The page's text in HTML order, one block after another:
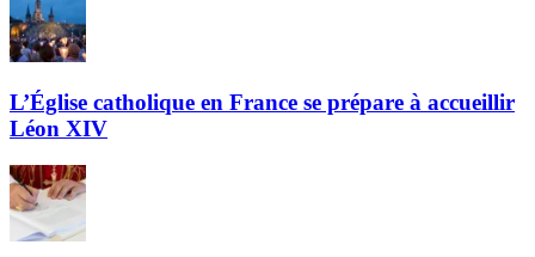
L’Église catholique en France se prépare à accueillir
Léon XIV